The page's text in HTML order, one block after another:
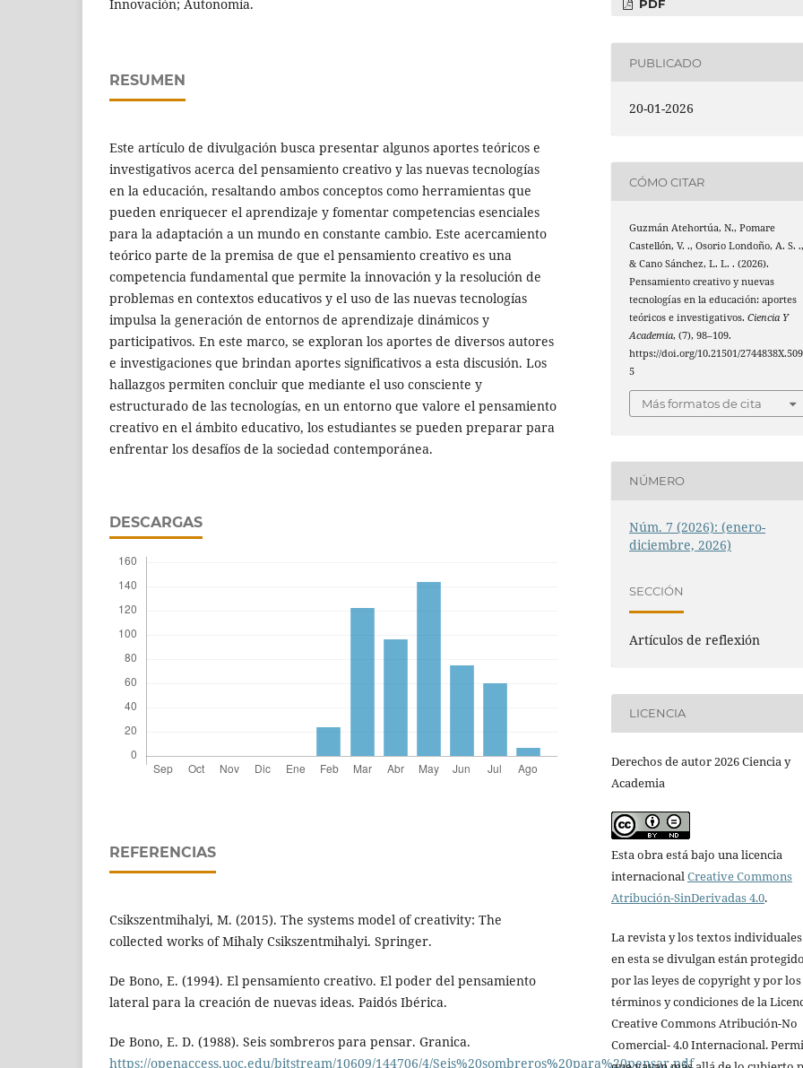
Innovación; Autonomía.
RESUMEN
Este artículo de divulgación busca presentar algunos aportes teóricos e
investigativos acerca del pensamiento creativo y las nuevas tecnologías
en la educación, resaltando ambos conceptos como herramientas que
pueden enriquecer el aprendizaje y fomentar competencias esenciales
para la adaptación a un mundo en constante cambio. Este acercamiento
teórico parte de la premisa de que el pensamiento creativo es una
competencia fundamental que permite la innovación y la resolución de
problemas en contextos educativos y el uso de las nuevas tecnologías
impulsa la generación de entornos de aprendizaje dinámicos y
participativos. En este marco, se exploran los aportes de diversos autores
e investigaciones que brindan aportes significativos a esta discusión. Los
hallazgos permiten concluir que mediante el uso consciente y
estructurado de las tecnologías, en un entorno que valore el pensamiento
creativo en el ámbito educativo, los estudiantes se pueden preparar para
enfrentar los desafíos de la sociedad contemporánea.
DESCARGAS
REFERENCIAS
Csikszentmihalyi, M. (2015). The systems model of creativity: The
collected works of Mihaly Csikszentmihalyi. Springer.
De Bono, E. (1994). El pensamiento creativo. El poder del pensamiento
lateral para la creación de nuevas ideas. Paidós Ibérica.
De Bono, E. D. (1988). Seis sombreros para pensar. Granica.
https://openaccess.uoc.edu/bitstream/10609/144706/4/Seis%20sombreros%20para%20pensar.pdf
PDF
PUBLICADO
20-01-2026
CÓMO CITAR
Guzmán Atehortúa, N., Pomare
Castellón, V. ., Osorio Londoño, A. S. .,
& Cano Sánchez, L. L. . (2026).
Pensamiento creativo y nuevas
tecnologías en la educación: aportes
teóricos e investigativos.Ciencia Y
Academia, (7), 98–109.
https://doi.org/10.21501/2744838X.509
5
Más formatos de cita
NÚMERO
Núm. 7 (2026): (enero-
diciembre, 2026)
SECCIÓN
Artículos de reflexión
LICENCIA
Derechos de autor 2026 Ciencia y
Academia
Esta obra está bajo una licencia
internacionalCreative Commons
Atribución-SinDerivadas 4.0.
La revista y los textos
en esta se divulgan están
por las leyes de copyright y por los
términos y condiciones de la
Creative Commons Atribución-No
Comercial- 4.0 Internacional.